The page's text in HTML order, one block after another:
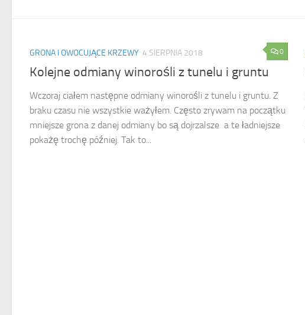
0
GRONA I OWOCUJĄCE KRZEWY 4 SIERPNIA 2018
Kolejne odmiany winorośli z tunelu i gruntu
Wczoraj ciałem następne odmiany winorośli z tunelu i gruntu. Z
braku czasu nie wszystkie ważyłem. Często zrywam na początku
mniejsze grona z danej odmiany bo są dojrzalsze a te ładniejsze
pokażę trochę później. Tak to...